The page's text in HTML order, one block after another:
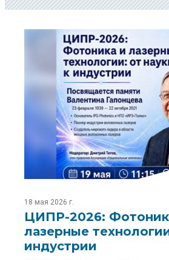
18 мая 2026 г.
ЦИПР-2026:
лазерные
индустрии